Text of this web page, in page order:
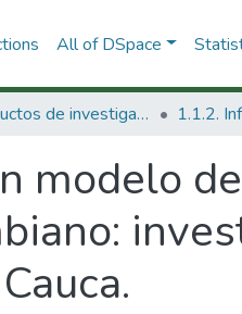
All of DSpace
1.1 Productos de investigación 1.1.2.
modelo